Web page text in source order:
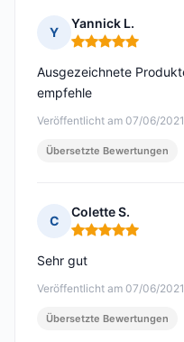
Y
Yannick L.
Hinweis: 5 von 5
Veröffentlicht am 07/06/
Ausgezeichnete
empfehle
Übersetzte Bewertungen
C
Colette S.
Hinweis: 5 von 5
Veröffentlicht am 07/06/
Sehr gut
Übersetzte Bewertungen